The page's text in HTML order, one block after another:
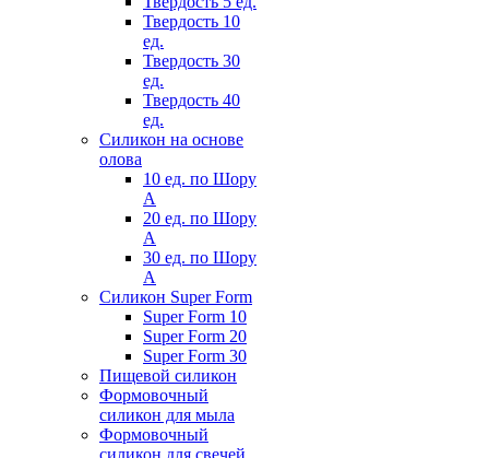
Твердость 10
ед.
Твердость 30
ед.
Твердость 40
ед.
Силикон на основе
олова
10 ед. по Шору
А
20 ед. по Шору
А
30 ед. по Шору
А
Силикон Super Form
Super Form 10
Super Form 20
Super Form 30
Пищевой силикон
Формовочный
силикон для мыла
Формовочный
силикон для свечей